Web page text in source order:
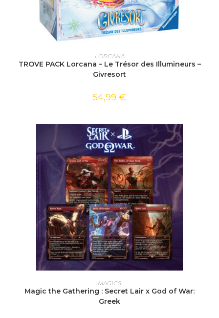
AJOUTER AU PANIER
LORCANA
TROVE PACK Lorcana – Le Trésor des Illumineurs –
Givresort
54,99 €
AJOUTER AU PANIER
MAGICS
Magic the Gathering : Secret Lair x God of War:
Greek